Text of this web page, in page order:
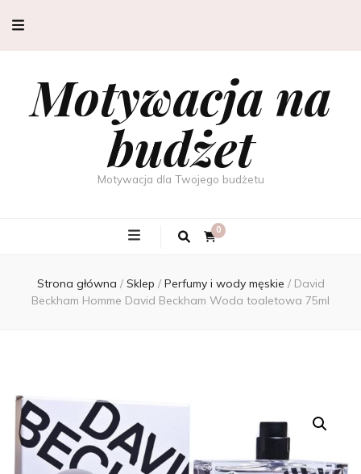
Motywacja na
budżet
Motywacja dla Twojego budżetu
0
Strona główna / Sklep / Perfumy i wody męskie / David
Beckham Homme David Beckham Woda toaletowa 75ml